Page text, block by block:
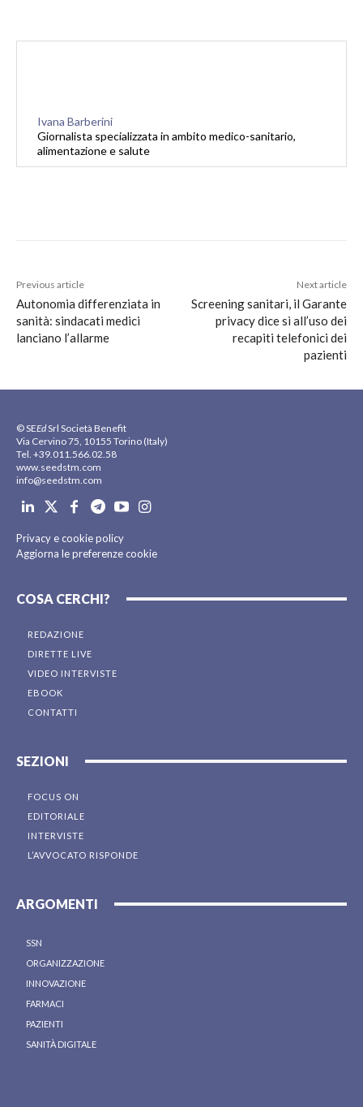
Ivana Barberini
Giornalista specializzata in ambito medico-sanitario,
alimentazione e salute
Previous article
Autonomia differenziata in
sanità: sindacati medici
lanciano l’allarme
Next article
Screening sanitari, il Garante
privacy dice sì all’uso dei
recapiti telefonici dei
pazienti
© SEEdSrl Società Benefit
Via Cervino 75, 10155 Torino (Italy)
Tel. +39.011.566.02.58
www.seedstm.com
info@seedstm.com
Privacy e cookie policy
Aggiorna le preferenze cookie
COSA CERCHI?
REDAZIONE
DIRETTE LIVE
VIDEO INTERVISTE
EBOOK
CONTATTI
SEZIONI
FOCUS ON
EDITORIALE
INTERVISTE
L’AVVOCATO RISPONDE
ARGOMENTI
SSN
ORGANIZZAZIONE
INNOVAZIONE
FARMACI
PAZIENTI
SANITÀ DIGITALE